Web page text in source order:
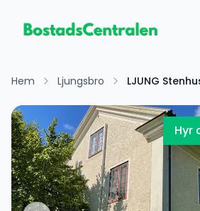
Hem Ljungsbro LJUNG
Hyr